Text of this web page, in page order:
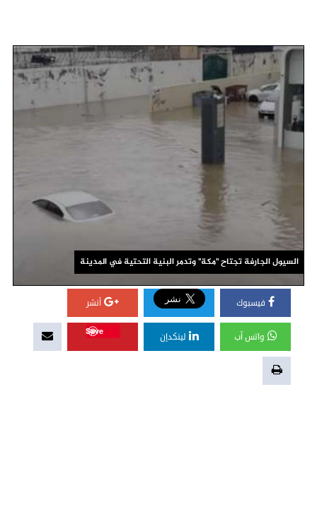
السيول الجارفة تجتاح "مكة" وتدمر البنية التحتية في المدينة
فيسبوك أنشر
واتس آب لينكدإن
Save